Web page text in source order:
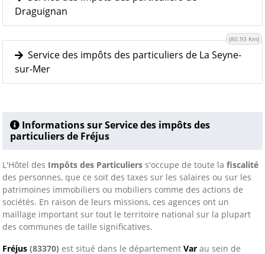
Draguignan
Service des impôts des particuliers de La Seyne-
sur-Mer
(80.93 Km)
Informations sur Service des impôts des
particuliers de Fréjus
L'Hôtel des Impôts des Particuliers s'occupe de toute la fiscalité
des personnes, que ce soit des taxes sur les salaires ou sur les
patrimoines immobiliers ou mobiliers comme des actions de
sociétés. En raison de leurs missions, ces agences ont un
maillage important sur tout le territoire national sur la plupart
des communes de taille significatives.
Fréjus (83370) est situé dans le département Var au sein de